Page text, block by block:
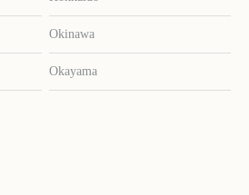
Okinawa
Okayama